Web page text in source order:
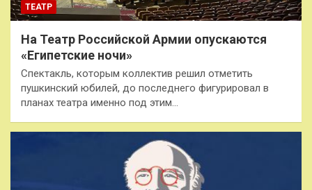
ТЕАТР
На Театр Российской Армии опускаются
«Египетские ночи»
Спектакль, которым коллектив решил отметить
пушкинский юбилей, до последнего фигурировал в
планах театра именно под этим…